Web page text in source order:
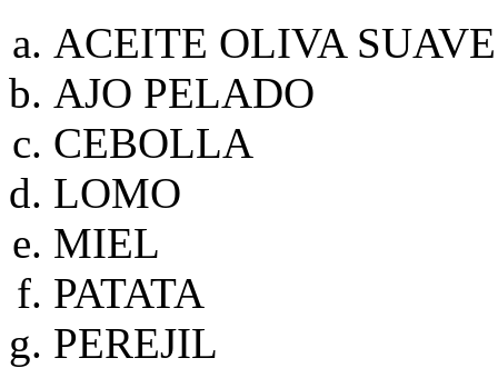
ACEITE OLIVA SUAVE
AJO PELADO
CEBOLLA
LOMO
MIEL
PATATA
PEREJIL